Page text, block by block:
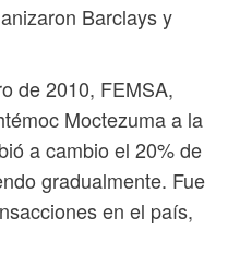
Barclays y
de 2010, FEMSA,
Moctezuma a la
a cambio el 20% de
gradualmente. Fue
en el país,